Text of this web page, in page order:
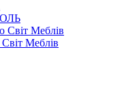
Світ Меблів
Меблів